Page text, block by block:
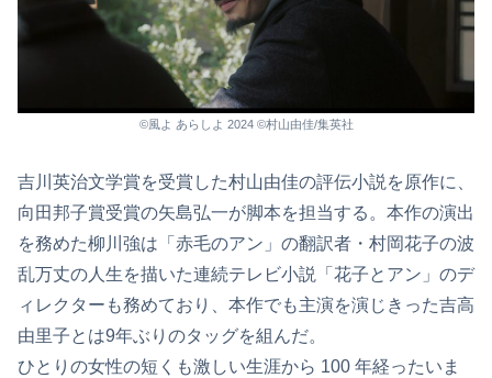
©風よ あらしよ 2024 ©村山由佳/集英社
吉川英治文学賞を受賞した村山由佳の評伝小説を原作に、
向田邦子賞受賞の矢島弘一が脚本を担当する。本作の演出
を務めた柳川強は「赤毛のアン」の翻訳者・村岡花子の波
乱万丈の人生を描いた連続テレビ小説「花子とアン」のデ
ィレクターも務めており、本作でも主演を演じきった吉高
由里子とは9年ぶりのタッグを組んだ。
ひとりの女性の短くも激しい生涯から 100 年経ったいま